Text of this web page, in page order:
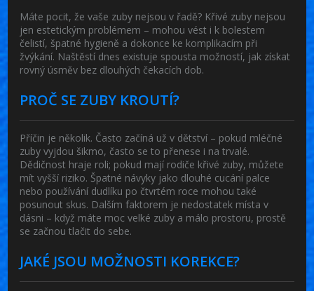
Máte pocit, že vaše zuby nejsou v řadě? Křivé zuby nejsou
jen estetickým problémem – mohou vést i k bolestem
čelistí, špatné hygieně a dokonce ke komplikacím při
žvýkání. Naštěstí dnes existuje spousta možností, jak získat
rovný úsměv bez dlouhých čekacích dob.
PROČ SE ZUBY KROUTÍ?
Příčin je několik. Často začíná už v dětství – pokud mléčné
zuby vyjdou šikmo, často se to přenese i na trvalé.
Dědičnost hraje roli; pokud mají rodiče křivé zuby, můžete
mít vyšší riziko. Špatné návyky jako dlouhé cucání palce
nebo používání dudlíku po čtvrtém roce mohou také
posunout skus. Dalším faktorem je nedostatek místa v
dásni – když máte moc velké zuby a málo prostoru, prostě
se začnou tlačit do sebe.
JAKÉ JSOU MOŽNOSTI KOREKCE?